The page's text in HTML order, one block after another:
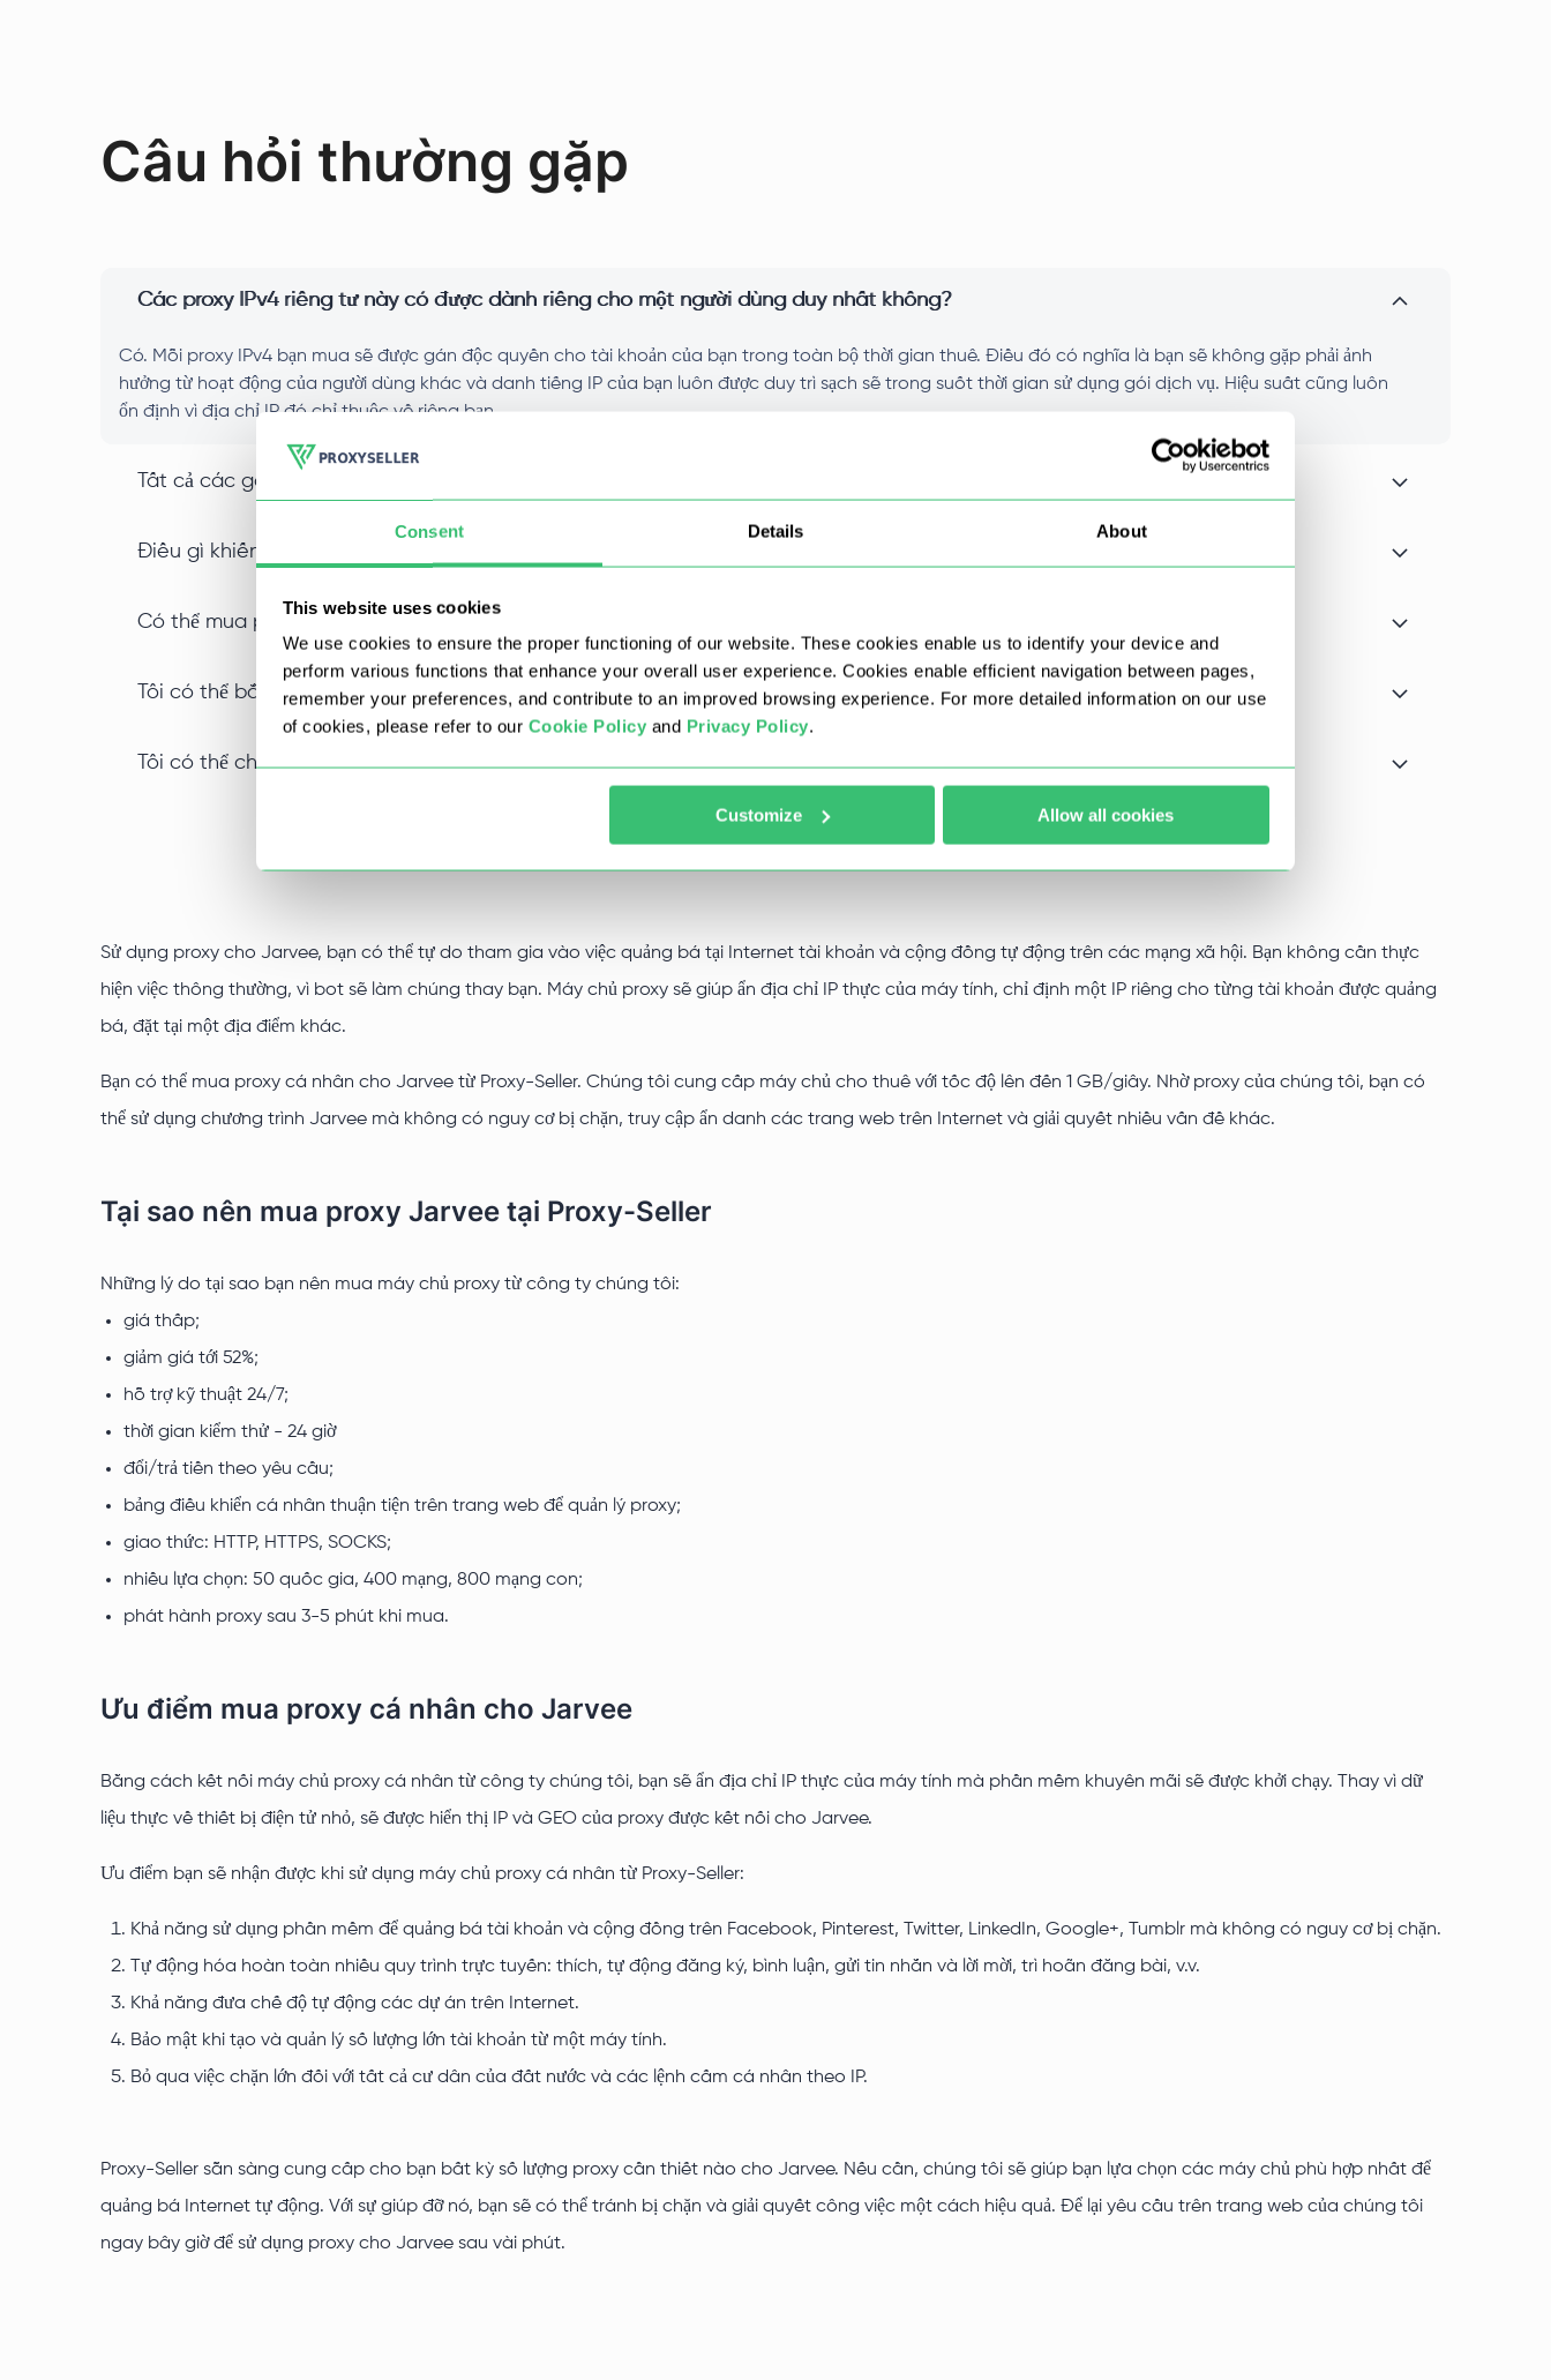
Consent Details About
This website uses cookies
We use cookies to ensure the proper functioning of our website. These cookies enable us to identify your device and
perform various functions that enhance your overall user experience. Cookies enable efficient navigation between pages,
remember your preferences, and contribute to an improved browsing experience. For more detailed information on our use
of cookies, please refer to our Cookie Policy and Privacy Policy.
Customize Allow all cookies
Câu hỏi thường gặp
Các proxy IPv4 riêng tư này có được dành riêng cho một người dùng duy nhất không?
Có. Mỗi proxy IPv4 bạn mua sẽ được gán độc quyền cho tài khoản của bạn trong toàn bộ thời gian thuê. Điều đó có nghĩa là bạn sẽ không gặp phải ảnh
hưởng từ hoạt động của người dùng khác và danh tiếng IP của bạn luôn được duy trì sạch sẽ trong suốt thời gian sử dụng gói dịch vụ. Hiệu suất cũng luôn
ổn định vì địa chỉ IP đó chỉ thuộc về riêng bạn.
Tất cả các gói dịch vụ có hỗ trợ proxy IPv4 SOCKS5 không?
Điều gì khiến proxy IPv4 datacenter khác với các loại proxy khác?
Có thể mua proxy IPv4 số lượng lớn với mức chiết khấu không?
Tôi có thể bắt đầu sử dụng proxy IPv4 riêng tư của mình nhanh như thế nào sau khi mua?
Tôi có thể chọn vị trí cụ thể khi mua proxy IPv4 không?
Sử dụng proxy cho Jarvee, bạn có thể tự do tham gia vào việc quảng bá tại Internet tài khoản và cộng đồng tự động trên các mạng xã hội. Bạn không cần thực
hiện việc thông thường, vì bot sẽ làm chúng thay bạn. Máy chủ proxy sẽ giúp ẩn địa chỉ IP thực của máy tính, chỉ định một IP riêng cho từng tài khoản được quảng
bá, đặt tại một địa điểm khác.
Bạn có thể mua proxy cá nhân cho Jarvee từ Proxy-Seller. Chúng tôi cung cấp máy chủ cho thuê với tốc độ lên đến 1 GB/giây. Nhờ proxy của chúng tôi, bạn có
thể sử dụng chương trình Jarvee mà không có nguy cơ bị chặn, truy cập ẩn danh các trang web trên Internet và giải quyết nhiều vấn đề khác.
Tại sao nên mua proxy Jarvee tại Proxy-Seller
Những lý do tại sao bạn nên mua máy chủ proxy từ công ty chúng tôi:
giá thấp;
giảm giá tới 52%;
hỗ trợ kỹ thuật 24/7;
thời gian kiểm thử - 24 giờ
đổi/trả tiền theo yêu cầu;
bảng điều khiển cá nhân thuận tiện trên trang web để quản lý proxy;
giao thức: HTTP, HTTPS, SOCKS;
nhiều lựa chọn: 50 quốc gia, 400 mạng, 800 mạng con;
phát hành proxy sau 3-5 phút khi mua.
Ưu điểm mua proxy cá nhân cho Jarvee
Bằng cách kết nối máy chủ proxy cá nhân từ công ty chúng tôi, bạn sẽ ẩn địa chỉ IP thực của máy tính mà phần mềm khuyên mãi sẽ được khởi chạy. Thay vì dữ
liệu thực về thiết bị điện tử nhỏ, sẽ được hiển thị IP và GEO của proxy được kết nối cho Jarvee.
Ưu điểm bạn sẽ nhận được khi sử dụng máy chủ proxy cá nhân từ Proxy-Seller:
Khả năng sử dụng phần mềm để quảng bá tài khoản và cộng đồng trên Facebook, Pinterest, Twitter, LinkedIn, Google+, Tumblr mà không có nguy cơ bị chặn.
Tự động hóa hoàn toàn nhiều quy trình trực tuyến: thích, tự động đăng ký, bình luận, gửi tin nhắn và lời mời, trì hoãn đăng bài, v.v.
Khả năng đưa chế độ tự động các dự án trên Internet.
Bảo mật khi tạo và quản lý số lượng lớn tài khoản từ một máy tính.
Bỏ qua việc chặn lớn đối với tất cả cư dân của đất nước và các lệnh cấm cá nhân theo IP.
Proxy-Seller sẵn sàng cung cấp cho bạn bất kỳ số lượng proxy cần thiết nào cho Jarvee. Nếu cần, chúng tôi sẽ giúp bạn lựa chọn các máy chủ phù hợp nhất để
quảng bá Internet tự động. Với sự giúp đỡ nó, bạn sẽ có thể tránh bị chặn và giải quyết công việc một cách hiệu quả. Để lại yêu cầu trên trang web của chúng tôi
ngay bây giờ để sử dụng proxy cho Jarvee sau vài phút.